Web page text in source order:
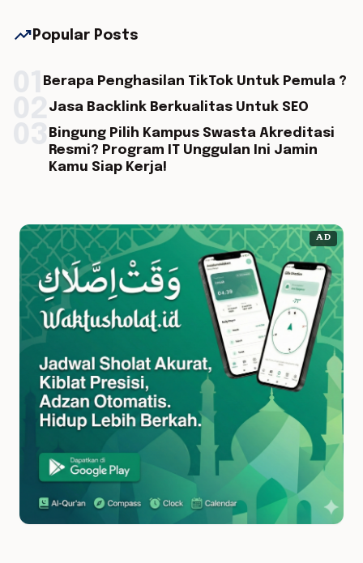
trending_up Popular Posts
Berapa Penghasilan TikTok Untuk Pemula ?
Jasa Backlink Berkualitas Untuk SEO
Bingung Pilih Kampus Swasta Akreditasi
Resmi? Program IT Unggulan Ini Jamin
Kamu Siap Kerja!
AD